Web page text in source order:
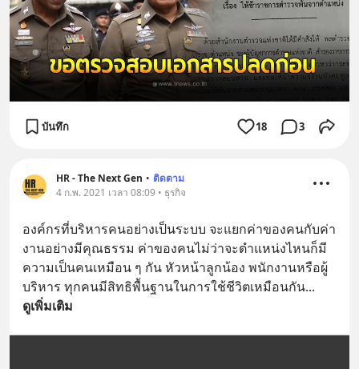
บันทึก 18 3
HR - The Next Gen • ติดตาม
4 ก.พ. 2021 เวลา 08:09 • ธุรกิจ
องค์กรที่บริหารคนอย่างเป็นระบบ จะแยกค่าของคนกับค่า
งานอย่างมีคุณธรรม ค่าของคนไม่ว่าจะตำแหน่งไหนก็มี
ความเป็นคนเหมือน ๆ กัน หัวหน้าลูกน้อง พนักงานหรือผู้
บริหาร ทุกคนมีสิทธิพื้นฐานในการใช้ชีวิตเหมือนกัน...
ดูเพิ่มเติม